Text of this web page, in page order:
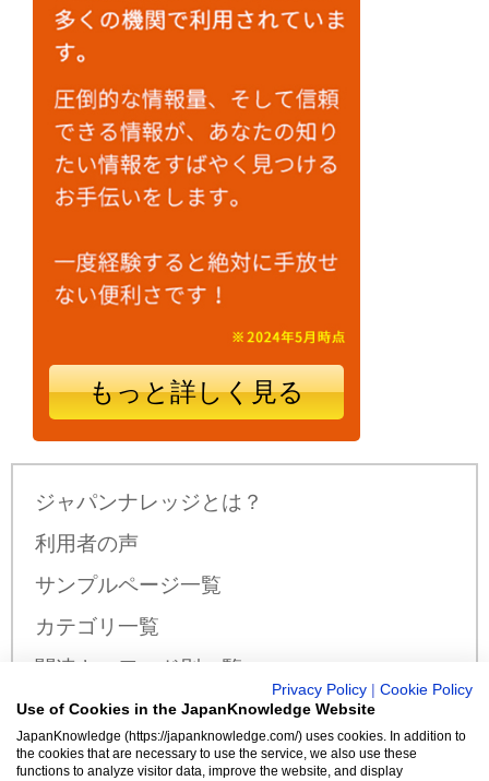
もっと詳しく見る
ジャパンナレッジとは？
利用者の声
サンプルページ一覧
カテゴリ一覧
関連キーワード別一覧
サンプル公開辞書・事典一覧
料金・収録コンテンツ
Privacy Policy
Cookie Policy
Use of Cookies in the JapanKnowledge Website
JapanKnowledge (https://japanknowledge.com/) uses cookies. In addition to
the cookies that are necessary to use the service, we also use these
functions to analyze visitor data, improve the website, and display